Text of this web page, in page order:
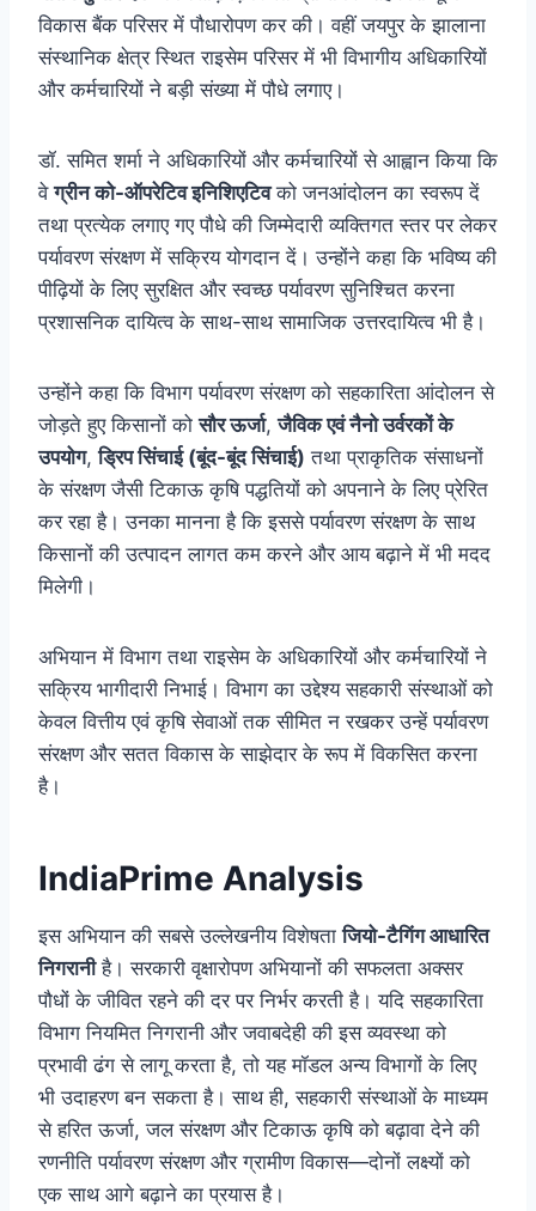
विकास बैंक परिसर में पौधारोपण कर की। वहीं जयपुर के झालाना
संस्थानिक क्षेत्र स्थित राइसेम परिसर में भी विभागीय अधिकारियों
और कर्मचारियों ने बड़ी संख्या में पौधे लगाए।
डॉ. समित शर्मा ने अधिकारियों और कर्मचारियों से आह्वान किया कि
वेग्रीन को-ऑपरेटिव इनिशिएटिवको जनआंदोलन का स्वरूप दें
तथा प्रत्येक लगाए गए पौधे की जिम्मेदारी व्यक्तिगत स्तर पर लेकर
पर्यावरण संरक्षण में सक्रिय योगदान दें। उन्होंने कहा कि भविष्य की
पीढ़ियों के लिए सुरक्षित और स्वच्छ पर्यावरण सुनिश्चित करना
प्रशासनिक दायित्व के साथ-साथ सामाजिक उत्तरदायित्व भी है।
उन्होंने कहा कि विभाग पर्यावरण संरक्षण को सहकारिता आंदोलन से
जोड़ते हुए किसानों कोसौर ऊर्जा,जैविक एवं नैनो उर्वरकों के
उपयोग,ड्रिप सिंचाई (बूंद-बूंद सिंचाई) तथा प्राकृतिक संसाधनों
के संरक्षण जैसी टिकाऊ कृषि पद्धतियों को अपनाने के लिए प्रेरित
कर रहा है। उनका मानना है कि इससे पर्यावरण संरक्षण के साथ
किसानों की उत्पादन लागत कम करने और आय बढ़ाने में भी मदद
मिलेगी।
अभियान में विभाग तथा राइसेम के अधिकारियों और कर्मचारियों ने
सक्रिय भागीदारी निभाई। विभाग का उद्देश्य सहकारी संस्थाओं को
केवल वित्तीय एवं कृषि सेवाओं तक सीमित न रखकर उन्हें पर्यावरण
संरक्षण और सतत विकास के साझेदार के रूप में विकसित करना
है।
IndiaPrime Analysis
इस अभियान की सबसे उल्लेखनीय विशेषताजियो-टैगिंग आधारित
निगरानीहै। सरकारी वृक्षारोपण अभियानों की सफलता अक्सर
पौधों के जीवित रहने की दर पर निर्भर करती है। यदि सहकारिता
विभाग नियमित निगरानी और जवाबदेही की इस व्यवस्था को
प्रभावी ढंग से लागू करता है, तो यह मॉडल अन्य विभागों के लिए
भी उदाहरण बन सकता है। साथ ही, सहकारी संस्थाओं के माध्यम
से हरित ऊर्जा, जल संरक्षण और टिकाऊ कृषि को बढ़ावा देने की
रणनीति पर्यावरण संरक्षण और ग्रामीण विकास—दोनों लक्ष्यों को
एक साथ आगे बढ़ाने का प्रयास है।